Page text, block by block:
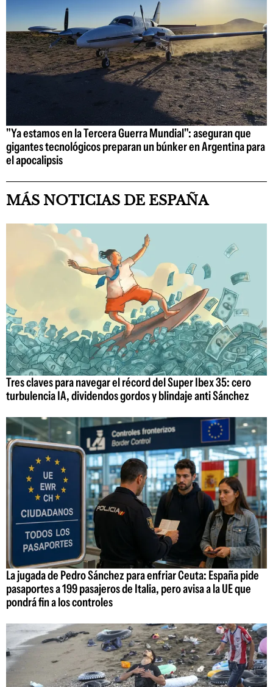
"Ya estamos en la Tercera Guerra Mundial": aseguran que
gigantes tecnológicos preparan un búnker en Argentina para
el apocalipsis
MÁS NOTICIAS DE ESPAÑA
Tres claves para navegar el récord del Super Ibex 35: cero
turbulencia IA, dividendos gordos y blindaje anti Sánchez
La jugada de Pedro Sánchez para enfriar Ceuta: España pide
pasaportes a 199 pasajeros de Italia, pero avisa a la UE que
pondrá fin a los controles